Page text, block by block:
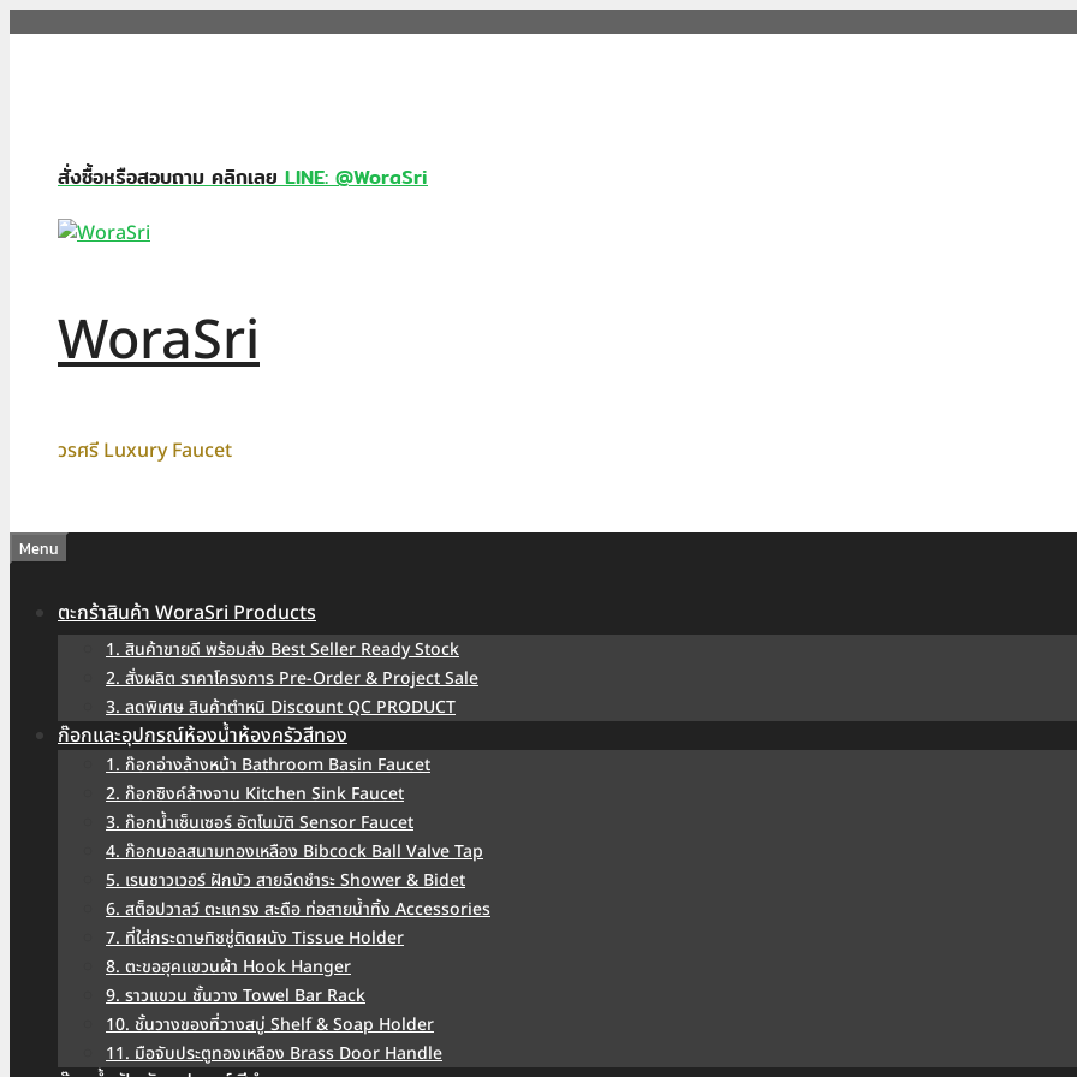
สั่งซื้อหรือสอบถาม คลิกเลยLINE: @WoraSri
WoraSri
วรศรี Luxury Faucet
Menu
ตะกร้าสินค้า WoraSri Products
1. สินค้าขายดี พร้อมส่ง Best Seller Ready Stock
2. สั่งผลิต ราคาโครงการ Pre-Order & Project Sale
3. ลดพิเศษ สินค้าตำหนิ Discount QC PRODUCT
ก๊อกและอุปกรณ์ห้องน้ำห้องครัวสีทอง
1. ก๊อกอ่างล้างหน้า Bathroom Basin Faucet
2. ก๊อกซิงค์ล้างจาน Kitchen Sink Faucet
3. ก๊อกน้ำเซ็นเซอร์ อัตโนมัติ Sensor Faucet
4. ก๊อกบอลสนามทองเหลือง Bibcock Ball Valve Tap
5. เรนชาวเวอร์ ฝักบัว สายฉีดชำระ Shower & Bidet
6. สต็อปวาลว์ ตะแกรง สะดือ ท่อสายน้ำทิ้ง Accessories
7. ที่ใส่กระดาษทิชชู่ติดผนัง Tissue Holder
8. ตะขอฮุคแขวนผ้า Hook Hanger
9. ราวแขวน ชั้นวาง Towel Bar Rack
10. ชั้นวางของที่วางสบู่ Shelf & Soap Holder
11. มือจับประตูทองเหลือง Brass Door Handle